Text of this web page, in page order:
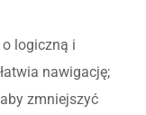
logiczną i
nawigację;
zmniejszyć